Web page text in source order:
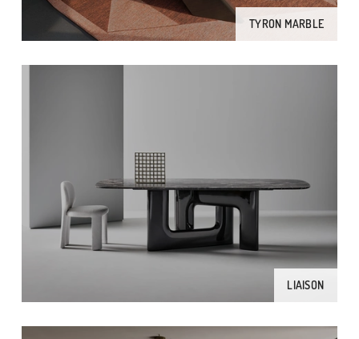
TYRON MARBLE
LIAISON